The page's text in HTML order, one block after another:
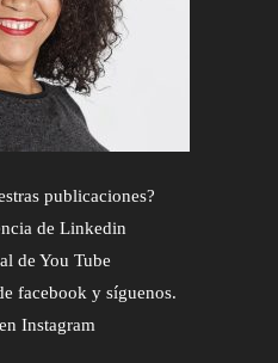
publicaciones?
de Linkedin
de You Tube
facebook y síguenos.
Instagram